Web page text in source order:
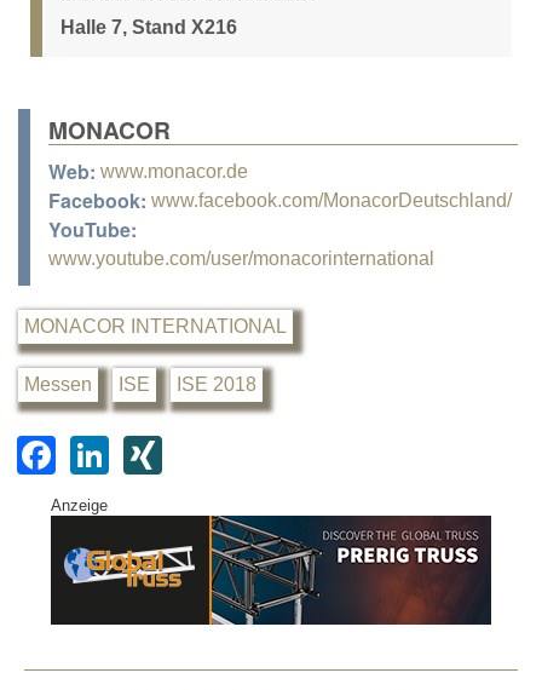
Halle 7, Stand X216
MONACOR
Web: www.monacor.de
Facebook: www.facebook.com/MonacorDeutschland/
YouTube:
www.youtube.com/user/monacorinternational
MONACOR INTERNATIONAL
Messen ISE ISE 2018
F
a
c
e
Li
k
e
G
Anzeige